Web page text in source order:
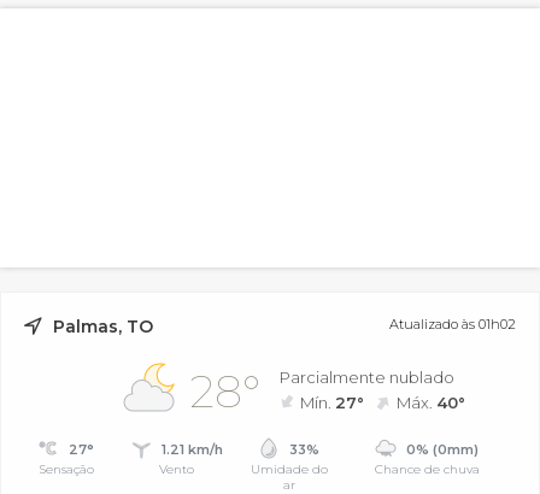
Palmas, TO Atualizado às 01h02
28°
Parcialmente nublado
Mín. 27° Máx. 40°
27°
Sensação
1.21 km/h
Vento
33%
Umidade do
ar
0% (0mm)
Chance de chuva